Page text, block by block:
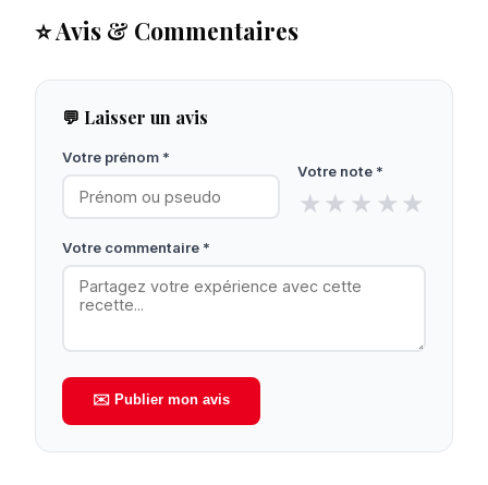
⭐ Avis & Commentaires
💬 Laisser un avis
Votre prénom *
Votre note *
★ ★ ★ ★ ★
Votre commentaire *
✉️ Publier mon avis